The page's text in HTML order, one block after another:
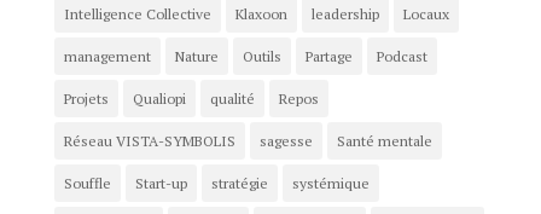
Intelligence Collective Klaxoon leadership Locaux
management Nature Outils Partage Podcast
Projets Qualiopi qualité Repos
Réseau VISTA-SYMBOLIS sagesse Santé mentale
Souffle Start-up stratégie systémique